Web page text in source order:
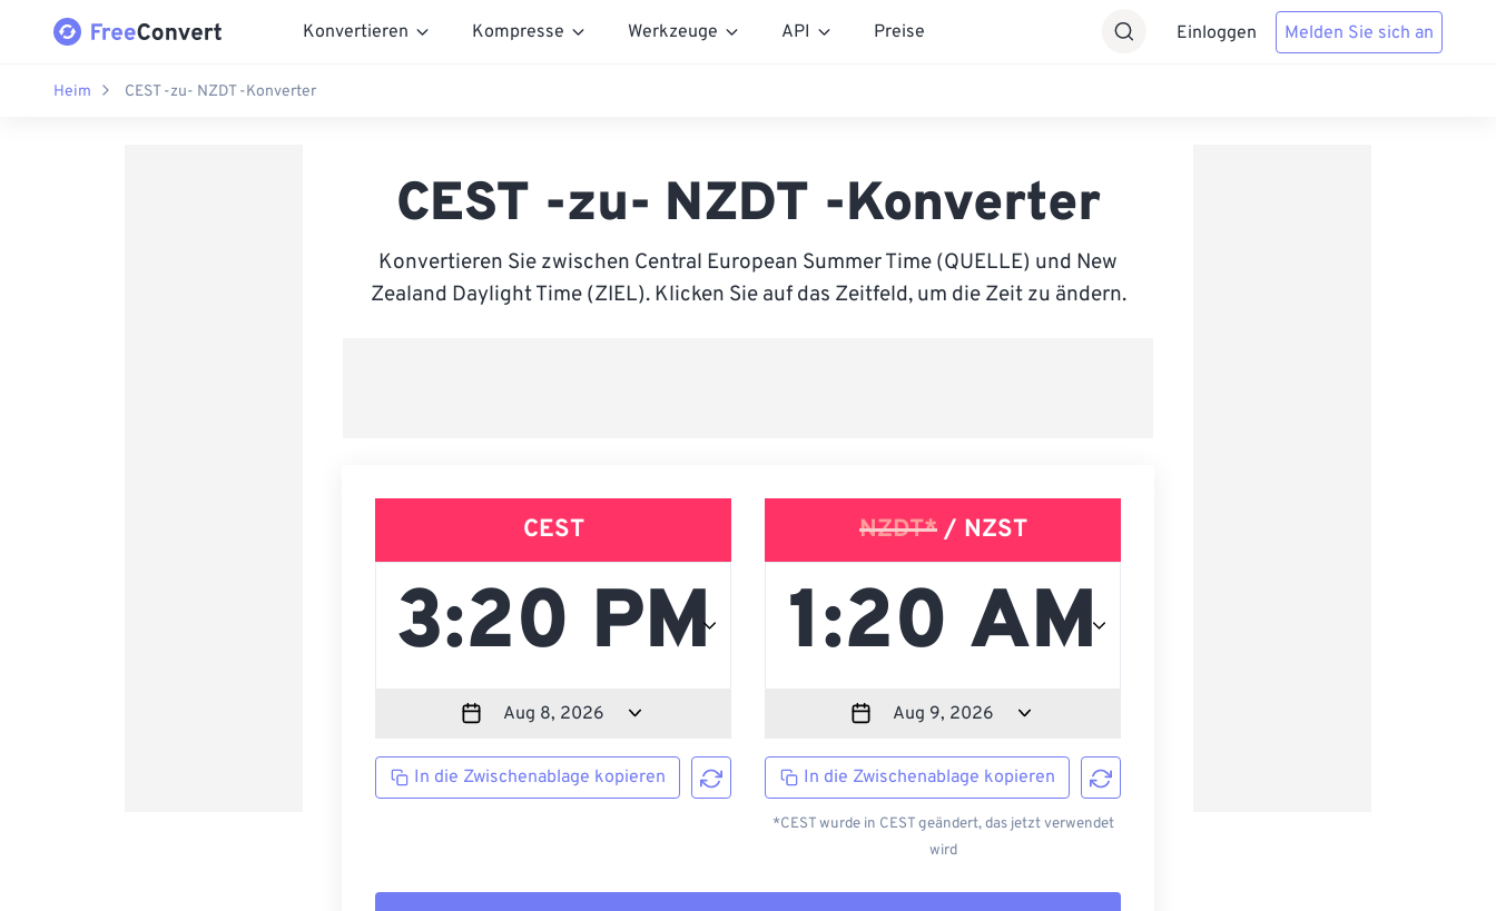
Konvertieren Kompresse Werkzeuge API Preise Einloggen Melden Sie sich an
Heim CEST -zu- NZDT -Konverter
CEST -zu- NZDT -Konverter
Konvertieren Sie zwischen Central European Summer Time (QUELLE) und New
Zealand Daylight Time (ZIEL). Klicken Sie auf das Zeitfeld, um die Zeit zu ändern.
CEST
In die Zwischenablage kopieren
NZDT*/ NZST
In die Zwischenablage kopieren
*CEST wurde in CEST geändert, das jetzt verwendet
wird